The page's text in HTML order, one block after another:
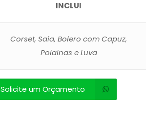
INCLUI
Corset, Saia, Bolero com Capuz,
Polainas e Luva
Solicite um Orçamento